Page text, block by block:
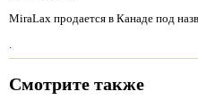
MiraLax продается в Канаде под
.
Смотрите также